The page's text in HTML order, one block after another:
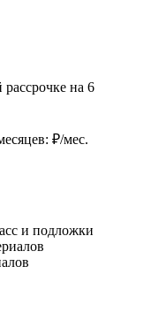
на 6
₽/мес.
и подложки